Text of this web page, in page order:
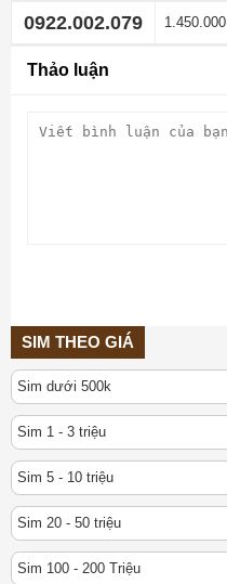
0922.002.079 1.450.000
Thảo luận
SIM THEO GIÁ
Sim dưới 500k
Sim 1 - 3 triệu
Sim 5 - 10 triệu
Sim 20 - 50 triệu
Sim 100 - 200 Triệu